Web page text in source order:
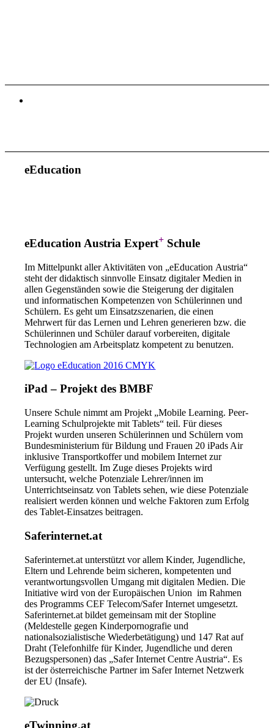
eEducation
eEducation Austria Expert+ Schule
Im Mittelpunkt aller Aktivitäten von „eEducation Austria“
steht der didaktisch sinnvolle Einsatz digitaler Medien in
allen Gegenständen sowie die Steigerung der digitalen
und informatischen Kompetenzen von Schülerinnen und
Schülern. Es geht um Einsatzszenarien, die einen
Mehrwert für das Lernen und Lehren generieren bzw. die
Schülerinnen und Schüler darauf vorbereiten, digitale
Technologien am Arbeitsplatz kompetent zu benutzen.
iPad – Projektdes BMBF
Unsere Schule nimmt am Projekt „Mobile Learning. Peer-
Learning Schulprojekte mit Tablets“ teil. Für dieses
Projekt wurden unseren Schülerinnen und Schülern vom
Bundesministerium für Bildung und Frauen 20 iPads Air
inklusive Transportkoffer und mobilem Internet zur
Verfügung gestellt. Im Zuge dieses Projekts wird
untersucht, welche Potenziale Lehrer/innen im
Unterrichtseinsatz von Tablets sehen, wie diese Potenziale
realisiert werden können und welche Faktoren zum Erfolg
des Tablet-Einsatzes beitragen.
Saferinternet.at
Saferinternet.at unterstützt vor allem Kinder, Jugendliche,
Eltern und Lehrende beim sicheren, kompetenten und
verantwortungsvollen Umgang mit digitalen Medien. Die
Initiative wird von der Europäischen Union im Rahmen
des Programms CEF Telecom/Safer Internet umgesetzt.
Saferinternet.at bildet gemeinsam mit der Stopline
(Meldestelle gegen Kinderpornografie und
nationalsozialistische Wiederbetätigung) und 147 Rat auf
Draht (Telefonhilfe für Kinder, Jugendliche und deren
Bezugspersonen) das „Safer Internet Centre Austria“. Es
ist der österreichische Partner im Safer Internet Netzwerk
der EU (Insafe).
eTwinning.at